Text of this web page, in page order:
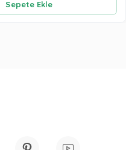
Sepete Ekle